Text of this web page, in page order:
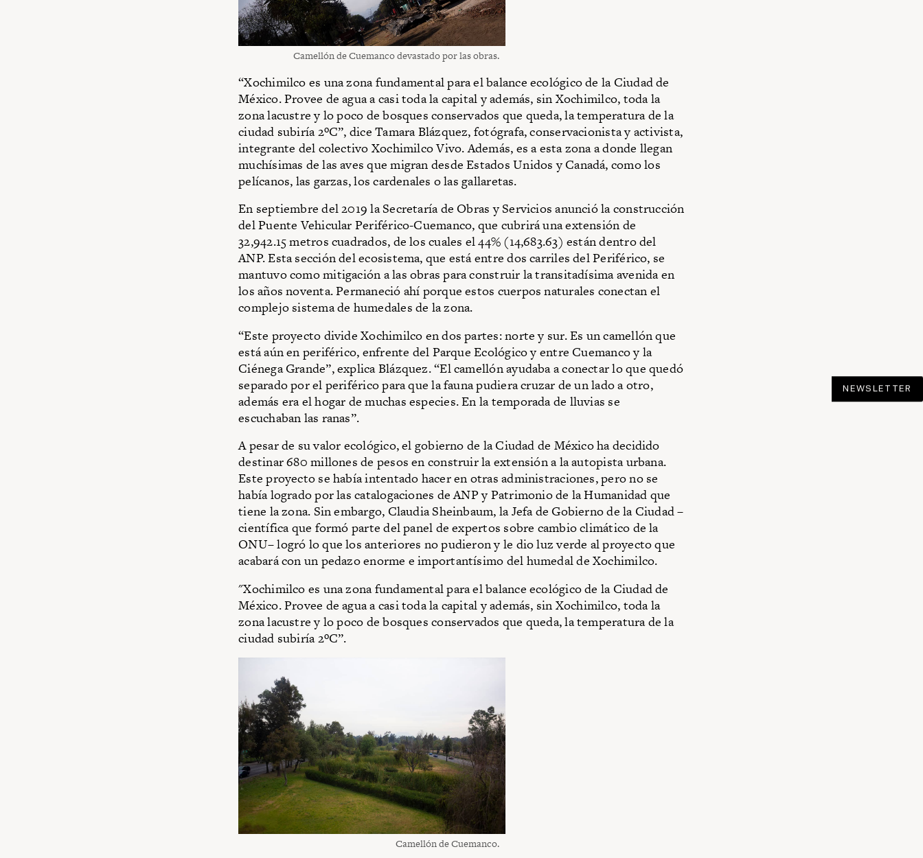
Camellón de Cuemanco devastado por las obras.
“Xochimilco es una zona fundamental para el balance ecológico de la Ciudad de
México. Provee de agua a casi toda la capital y además, sin Xochimilco, toda la
zona lacustre y lo poco de bosques conservados que queda, la temperatura de la
ciudad subiría 2ºC”, dice Tamara Blázquez, fotógrafa, conservacionista y activista,
integrante del colectivo Xochimilco Vivo. Además, es a esta zona a donde llegan
muchísimas de las aves que migran desde Estados Unidos y Canadá, como los
pelícanos, las garzas, los cardenales o las gallaretas.
En septiembre del 2019 la Secretaría de Obras y Servicios anunció la construcción
del Puente Vehicular Periférico-Cuemanco, que cubrirá una extensión de
32,942.15 metros cuadrados, de los cuales el 44% (14,683.63) están dentro del
ANP. Esta sección del ecosistema, que está entre dos carriles del Periférico, se
mantuvo como mitigación a las obras para construir la transitadísima avenida en
los años noventa. Permaneció ahí porque estos cuerpos naturales conectan el
complejo sistema de humedales de la zona.
“Este proyecto divide Xochimilco en dos partes: norte y sur. Es un camellón que
está aún en periférico, enfrente del Parque Ecológico y entre Cuemanco y la
Ciénega Grande”, explica Blázquez. “El camellón ayudaba a conectar lo que quedó
separado por el periférico para que la fauna pudiera cruzar de un lado a otro,
además era el hogar de muchas especies. En la temporada de lluvias se
escuchaban las ranas”.
A pesar de su valor ecológico, el gobierno de la Ciudad de México ha decidido
destinar 680 millones de pesos en construir la extensión a la autopista urbana.
Este proyecto se había intentado hacer en otras administraciones, pero no se
había logrado por las catalogaciones de ANP y Patrimonio de la Humanidad que
tiene la zona. Sin embargo, Claudia Sheinbaum, la Jefa de Gobierno de la Ciudad –
científica que formó parte del panel de expertos sobre cambio climático de la
ONU– logró lo que los anteriores no pudieron y le dio luz verde al proyecto que
acabará con un pedazo enorme e importantísimo del humedal de Xochimilco.
"Xochimilco es una zona fundamental para el balance ecológico de la Ciudad de
México. Provee de agua a casi toda la capital y además, sin Xochimilco, toda la
zona lacustre y lo poco de bosques conservados que queda, la temperatura de la
ciudad subiría 2ºC”.
Camellón de Cuemanco.
NEWSLETTER